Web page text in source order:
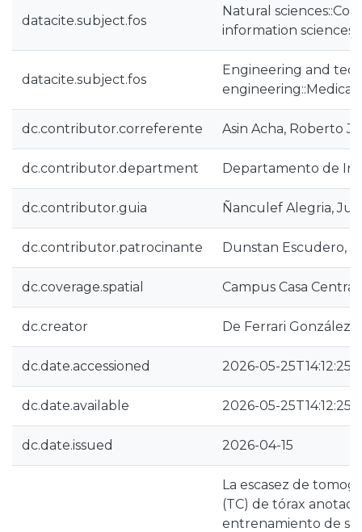
datacite.subject.fos
Natural
information
datacite.subject.fos
Engineering and
dc.contributor.correferente Asin Acha, Roberto
dc.contributor.department Departamento de
dc.contributor.guia Ñanculef Alegria,
dc.contributor.patrocinante Dunstan Escudero,
dc.coverage.spatial Campus Casa
dc.creator De Ferrari González,
dc.date.accessioned 2026-05-25T14:12:25Z
dc.date.available 2026-05-25T14:12:25Z
dc.date.issued 2026-04-15
La escasez de
(TC) de tórax
entrenamiento de